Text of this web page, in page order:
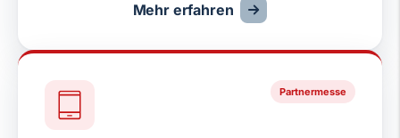
Mehr erfahren
Partnermesse